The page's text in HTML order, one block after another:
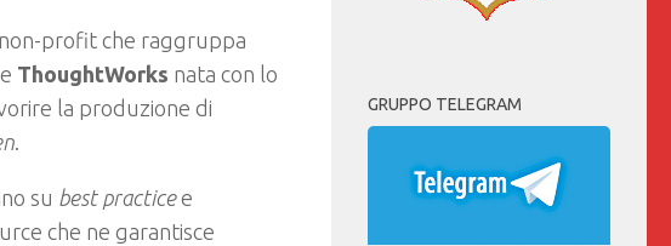
non-profit che raggruppa
ThoughtWorks nata con lo
la produzione di
.
su best practicee
che ne garantisce
GRUPPO TELEGRAM